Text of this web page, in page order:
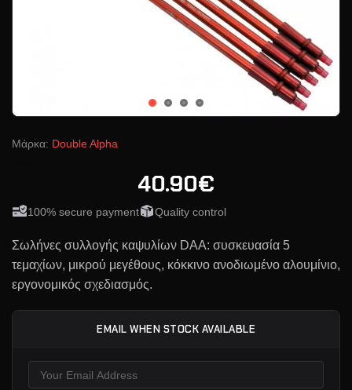
Μάρκα: Double Alpha
40.90€
100% secure payment Quality control
Σωλήνες συλλογής καψυλίων DAA: συσκευασία 5
τεμαχίων, μικρού μεγέθους, κόκκινο ανοδιωμένο αλουμίνιο,
εργονομικός σχεδιασμός.
EMAIL WHEN STOCK AVAILABLE